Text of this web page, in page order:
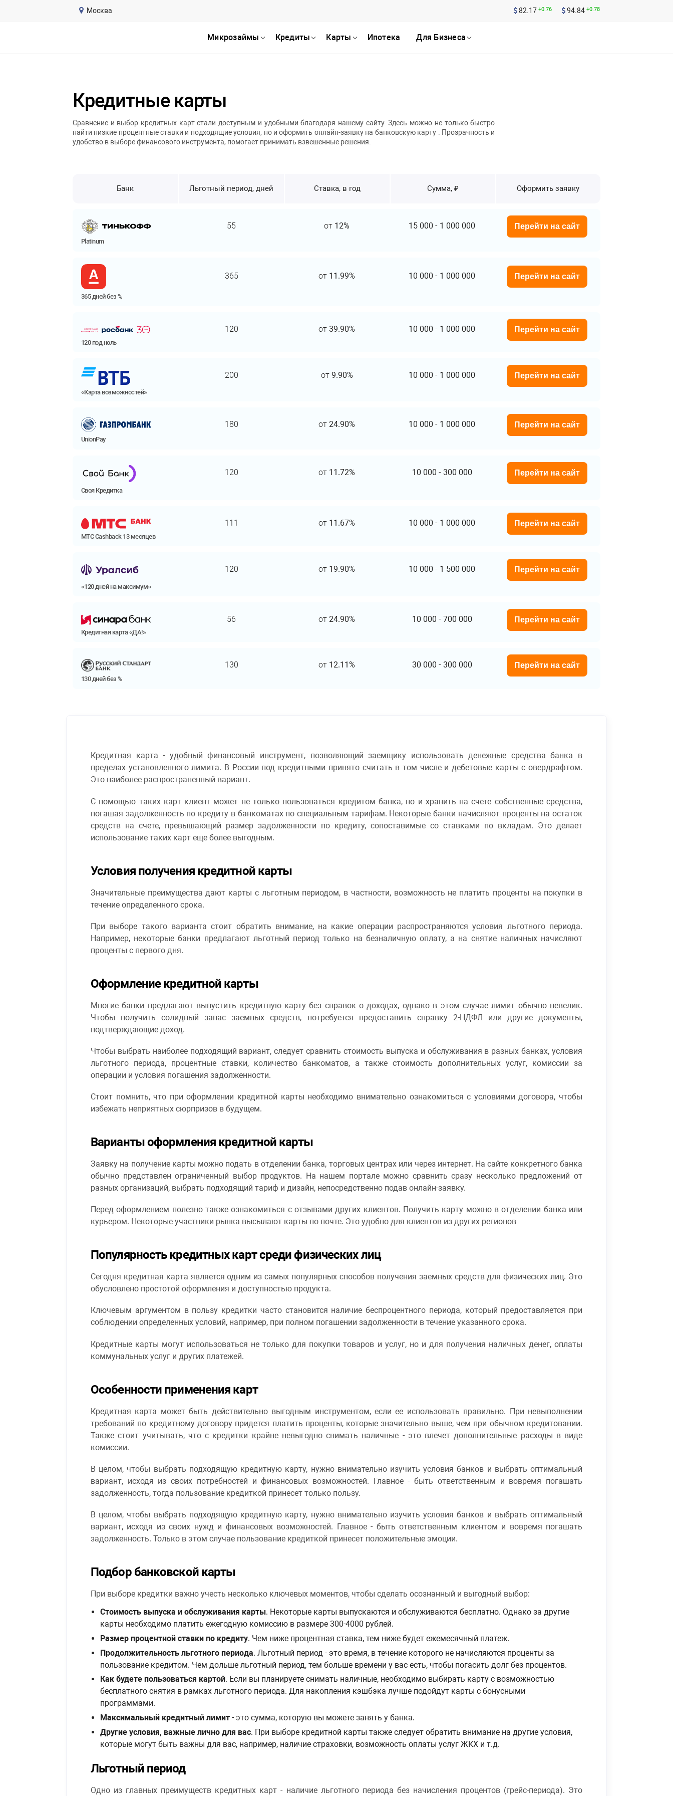
Москва 82.17 +0.76 94.84 +0.78
Микрозаймы Кредиты Карты Ипотека Для Бизнеса
Кредитные карты
Сравнение и выбор кредитных карт стали доступным и удобными благодаря нашему сайту. Здесь можно не только быстро
найти низкие процентные ставки и подходящие условия, но и оформить онлайн-заявку на банковскую карту . Прозрачность и
удобство в выборе финансового инструмента, помогает принимать взвешенные решения.
Банк Льготный период, дней Ставка, в год Сумма, ₽ Оформить заявку
Platinum
55 от 12% 15 000 - 1 000 000 Перейти на сайт
365 дней без %
365 от 11.99% 10 000 - 1 000 000 Перейти на сайт
120 под ноль
120 от39.90% 10 000 - 1 000 000 Перейти на сайт
«Карта возможностей»
200 от 9.90% 10 000 - 1 000 000 Перейти на сайт
UnionPay
180 от24.90% 10 000 - 1 000 000 Перейти на сайт
Своя Кредитка
120 от 11.72% 10 000 - 300 000 Перейти на сайт
МТС Cashback 13 месяцев
111 от 11.67% 10 000 - 1 000 000 Перейти на сайт
«120 дней на максимум»
120 от 19.90% 10 000 - 1 500 000 Перейти на сайт
Кредитная карта «ДА!»
56 от24.90% 10 000 - 700 000 Перейти на сайт
130 дней без %
130 от 12.11% 30 000 - 300 000 Перейти на сайт
Кредитная карта - удобный финансовый инструмент, позволяющий заемщику использовать денежные средства банка в
пределах установленного лимита. В России под кредитными принято считать в том числе и дебетовые карты с овердрафтом.
Это наиболее распространенный вариант.
С помощью таких карт клиент может не только пользоваться кредитом банка, но и хранить на счете собственные средства,
погашая задолженность по кредиту в банкоматах по специальным тарифам. Некоторые банки начисляют проценты на остаток
средств на счете, превышающий размер задолженности по кредиту, сопоставимые со ставками по вкладам. Это делает
использование таких карт еще более выгодным.
Условия получения кредитной карты
Значительные преимущества дают карты с льготным периодом, в частности, возможность не платить проценты на покупки в
течение определенного срока.
При выборе такого варианта стоит обратить внимание, на какие операции распространяются условия льготного периода.
Например, некоторые банки предлагают льготный период только на безналичную оплату, а на снятие наличных начисляют
проценты с первого дня.
Оформление кредитной карты
Многие банки предлагают выпустить кредитную карту без справок о доходах, однако в этом случае лимит обычно невелик.
Чтобы получить солидный запас заемных средств, потребуется предоставить справку 2-НДФЛ или другие документы,
подтверждающие доход.
Чтобы выбрать наиболее подходящий вариант, следует сравнить стоимость выпуска и обслуживания в разных банках, условия
льготного периода, процентные ставки, количество банкоматов, а также стоимость дополнительных услуг, комиссии за
операции и условия погашения задолженности.
Стоит помнить, что при оформлении кредитной карты необходимо внимательно ознакомиться с условиями договора, чтобы
избежать неприятных сюрпризов в будущем.
Варианты оформления кредитной карты
Заявку на получение карты можно подать в отделении банка, торговых центрах или через интернет. На сайте конкретного банка
обычно представлен ограниченный выбор продуктов. На нашем портале можно сравнить сразу несколько предложений от
разных организаций, выбрать подходящий тариф и дизайн, непосредственно подав онлайн-заявку.
Перед оформлением полезно также ознакомиться с отзывами других клиентов. Получить карту можно в отделении банка или
курьером. Некоторые участники рынка высылают карты по почте. Это удобно для клиентов из других регионов
Популярность кредитных карт среди физических лиц
Сегодня кредитная карта является одним из самых популярных способов получения заемных средств для физических лиц. Это
обусловлено простотой оформления и доступностью продукта.
Ключевым аргументом в пользу кредитки часто становится наличие беспроцентного периода, который предоставляется при
соблюдении определенных условий, например, при полном погашении задолженности в течение указанного срока.
Кредитные карты могут использоваться не только для покупки товаров и услуг, но и для получения наличных денег, оплаты
коммунальных услуг и других платежей.
Особенности применения карт
Кредитная карта может быть действительно выгодным инструментом, если ее использовать правильно. При невыполнении
требований по кредитному договору придется платить проценты, которые значительно выше, чем при обычном кредитовании.
Также стоит учитывать, что с кредитки крайне невыгодно снимать наличные - это влечет дополнительные расходы в виде
комиссии.
В целом, чтобы выбрать подходящую кредитную карту, нужно внимательно изучить условия банков и выбрать оптимальный
вариант, исходя из своих потребностей и финансовых возможностей. Главное - быть ответственным и вовремя погашать
задолженность, тогда пользование кредиткой принесет только пользу.
В целом, чтобы выбрать подходящую кредитную карту, нужно внимательно изучить условия банков и выбрать оптимальный
вариант, исходя из своих нужд и финансовых возможностей. Главное - быть ответственным клиентом и вовремя погашать
задолженность. Только в этом случае пользование кредиткой принесет положительные эмоции.
Подбор банковской карты
При выборе кредитки важно учесть несколько ключевых моментов, чтобы сделать осознанный и выгодный выбор:
Стоимость выпуска и обслуживания карты. Некоторые карты выпускаются и обслуживаются бесплатно. Однако за другие
карты необходимо платить ежегодную комиссию в размере 300-4000 рублей.
Размер процентной ставки по кредиту. Чем ниже процентная ставка, тем ниже будет ежемесячный платеж.
Продолжительность льготного периода. Льготный период - это время, в течение которого не начисляются проценты за
пользование кредитом. Чем дольше льготный период, тем больше времени у вас есть, чтобы погасить долг без процентов.
Как будете пользоваться картой. Если вы планируете снимать наличные, необходимо выбирать карту с возможностью
бесплатного снятия в рамках льготного периода. Для накопления кэшбэка лучше подойдут карты с бонусными
программами.
Максимальный кредитный лимит - это сумма, которую вы можете занять у банка.
Другие условия, важные лично для вас. При выборе кредитной карты также следует обратить внимание на другие условия,
которые могут быть важны для вас, например, наличие страховки, возможность оплаты услуг ЖКХ и т.д.
Льготный период
Одно из главных преимуществ кредитных карт - наличие льготного периода без начисления процентов (грейс-периода). Это